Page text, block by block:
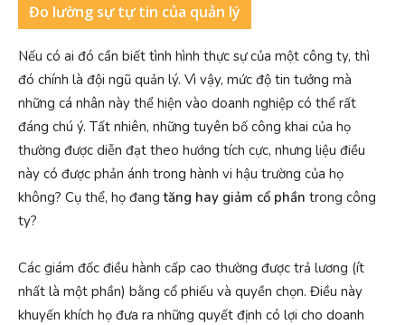
Đo lường sự tự tin của quản lý
Nếu có ai đó cần biết tình hình thực sự của một công ty, thì
đó chính là đội ngũ quản lý. Vì vậy, mức độ tin tưởng mà
những cá nhân này thể hiện vào doanh nghiệp có thể rất
đáng chú ý. Tất nhiên, những tuyên bố công khai của họ
thường được diễn đạt theo hướng tích cực, nhưng liệu điều
này có được phản ánh trong hành vi hậu trường của họ
không? Cụ thể, họ đangtăng hay giảm cổ phần trong công
ty?
Các giám đốc điều hành cấp cao thường được trả lương (ít
nhất là một phần) bằng cổ phiếu và quyền chọn. Điều này
khuyến khích họ đưa ra những quyết định có lợi cho doanh